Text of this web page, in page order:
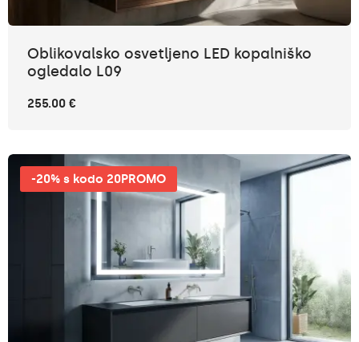
Oblikovalsko osvetljeno LED kopalniško
ogledalo L09
255.00 €
-20% s kodo 20PROMO